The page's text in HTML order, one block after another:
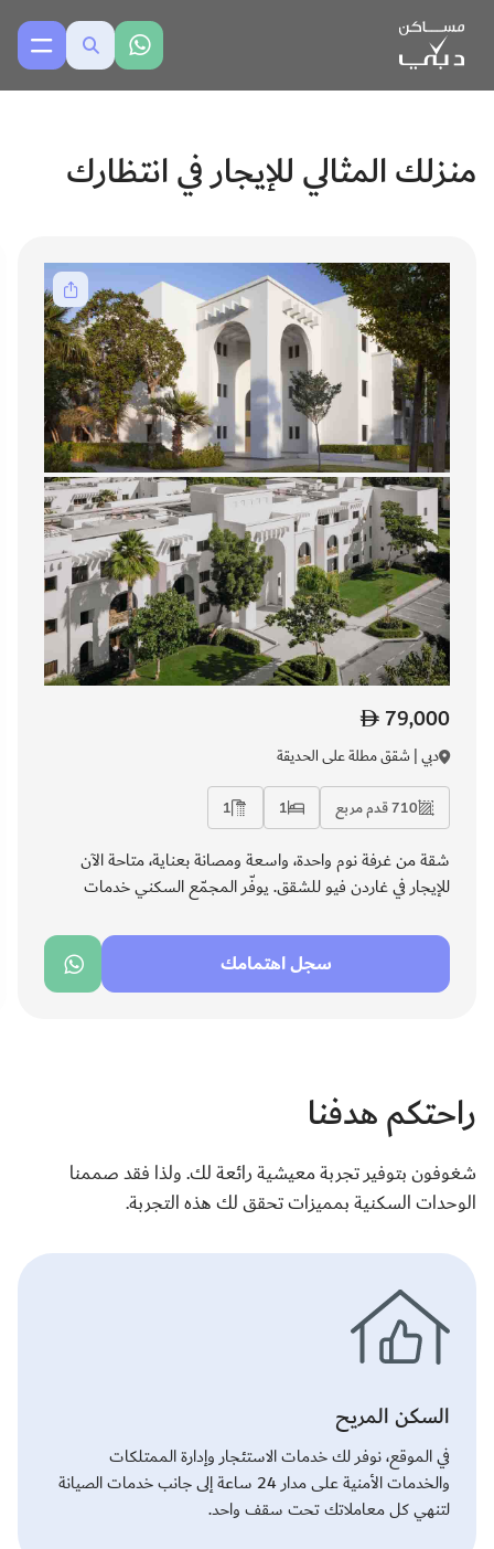
منزلك المثالي للإيجار في انتظارك
79,000
دبي | شقق مطلة على الحديقة
710 قدم مربع 1
1
شقة من غرفة نوم واحدة، واسعة ومصانة بعناية، متاحة الآن
للإيجار في غاردن فيو للشقق. يوفّر المجمّع السكني خدمات
مما يمنح المقيمين راحة وطمأنينة. بتشطيبات أنيقة ومساحة
معيشة متوازنة، تُعد الخيار المثالي لمن يبحثون عن الراحة
والجودة.
سجل اهتمامك
راحتكم هدفنا
شغوفون بتوفير تجربة معيشية رائعة لك. ولذا فقد صممنا
الوحدات السكنية بمميزات تحقق لك هذه التجربة.
السكن المريح
في الموقع، نوفر لك خدمات الاستئجار وإدارة الممتلكات
والخدمات الأمنية على مدار 24 ساعة إلى جانب خدمات الصيانة
لتنهي كل معاملاتك تحت سقف واحد.